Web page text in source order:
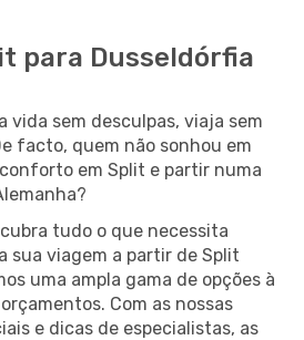
para Dusseldórfia
vida sem desculpas, viaja sem
facto, quem não sonhou em
em Split e partir numa
tudo o que necessita
sua viagem a partir de Split
uma ampla gama de opções à
Com as nossas
e dicas de especialistas, as